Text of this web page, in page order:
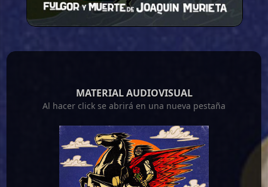
MATERIAL AUDIOVISUAL
Al hacer click se abrirá en una nueva pestaña